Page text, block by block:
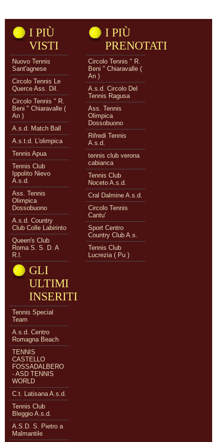
I PIÙ
VISTI
Nuovo Tennis
Sant'agnese
Circolo Tennis Le
Querce Ass. Dil.
Circolo Tennis " R.
Beni " Chiaravalle (
An )
A.s.d. Match Ball
A.s.t.d. L'olimpica
Tennis Apua
Tennis Club
Ippolito Nievo
A.s.d.
Ass. Tennis
Olimpica
Dossobuono
A.s.d. Country
Club Colle Labirinto
Queen's Club
Roma S. S. D. A
R.l.
I PIÙ
PRENOTATI
Circolo Tennis " R.
Beni " Chiaravalle (
An )
A.s.d. Circolo Del
Tennis Ragusa
Ass. Tennis
Olimpica
Dossobuono
Rifredi Tennis
A.s.d.
tennis club verona
cabianca
Tennis Club
Noceto A.s.d.
Cral Dalmine A.s.d.
Circolo Tennis
Cantu'
Sport Centro
Country Club A.s.
Tennis Club
Lucrezia ( Pu )
GLI
ULTIMI
INSERITI
Tennis Special
Team
A.s.d. Centro
Romagna Beach
TENNIS
CASTELLO
FOSSADALBERO
- ASD TENNIS
WORLD
C.t. Latisana A.s.d.
Tennis Club
Bleggio A.s.d.
A.S.D. S. Pietro a
Malmantile